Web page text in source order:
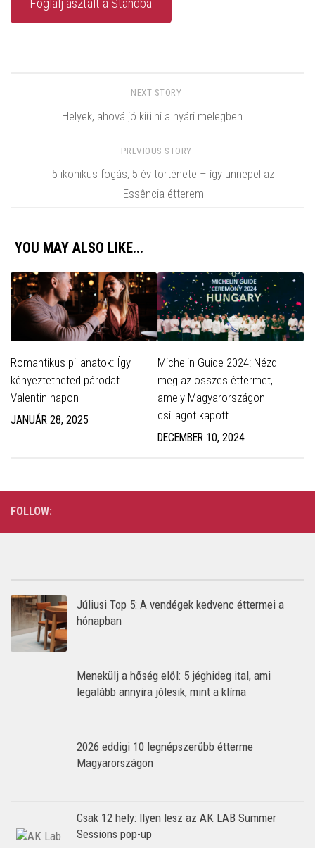
NEXT STORY
Helyek, ahová jó kiülni a nyári melegben
PREVIOUS STORY
5 ikonikus fogás, 5 év története – így ünnepel az
Essência étterem
YOU MAY ALSO LIKE...
Romantikus pillanatok: Így
kényeztetheted párodat
Valentin-napon
JANUÁR 28, 2025
Michelin Guide 2024: Nézd
meg az összes éttermet,
amely Magyarországon
csillagot kapott
DECEMBER 10, 2024
FOLLOW:
Júliusi Top 5: A vendégek kedvenc éttermei a
hónapban
Menekülj a hőség elől: 5 jéghideg ital, ami
legalább annyira jólesik, mint a klíma
2026 eddigi 10 legnépszerűbb étterme
Magyarországon
Csak 12 hely: Ilyen lesz az AK LAB Summer
Sessions pop-up